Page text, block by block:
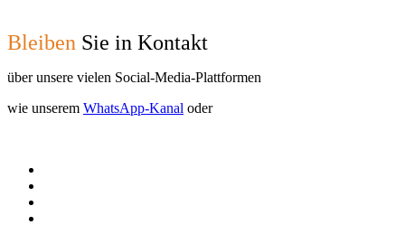
Bleiben Sie in Kontakt
über unsere vielen Social-Media-Plattformen
wie unserem WhatsApp-Kanal oder